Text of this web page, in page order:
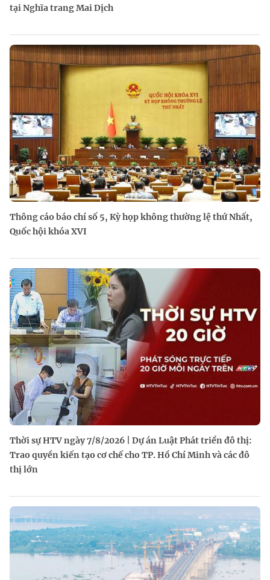
tại Nghĩa trang Mai Dịch
Thông cáo báo chí số 5, Kỳ họp không thường lệ thứ Nhất,
Quốc hội khóa XVI
Thời sự HTV ngày 7/8/2026 | Dự án Luật Phát triển đô thị:
Trao quyền kiến tạo cơ chế cho TP. Hồ Chí Minh và các đô
thị lớn